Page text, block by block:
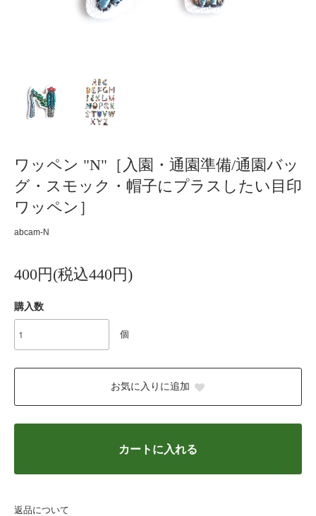
ワッペン "N"［入園・通園準備/通園バッ
グ・スモック・帽子にプラスしたい目印
ワッペン］
abcam-N
400円(税込440円)
購入数
個
お気に入りに追加
カートに入れる
返品について